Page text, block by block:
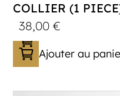
COLLIER (1
38,00€
Ajouter au